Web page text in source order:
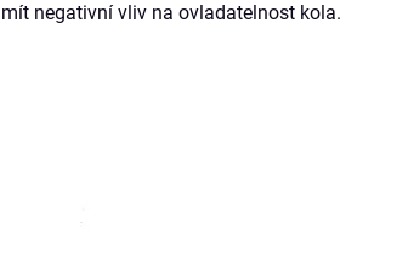
mít negativní vliv na ovladatelnost kola.